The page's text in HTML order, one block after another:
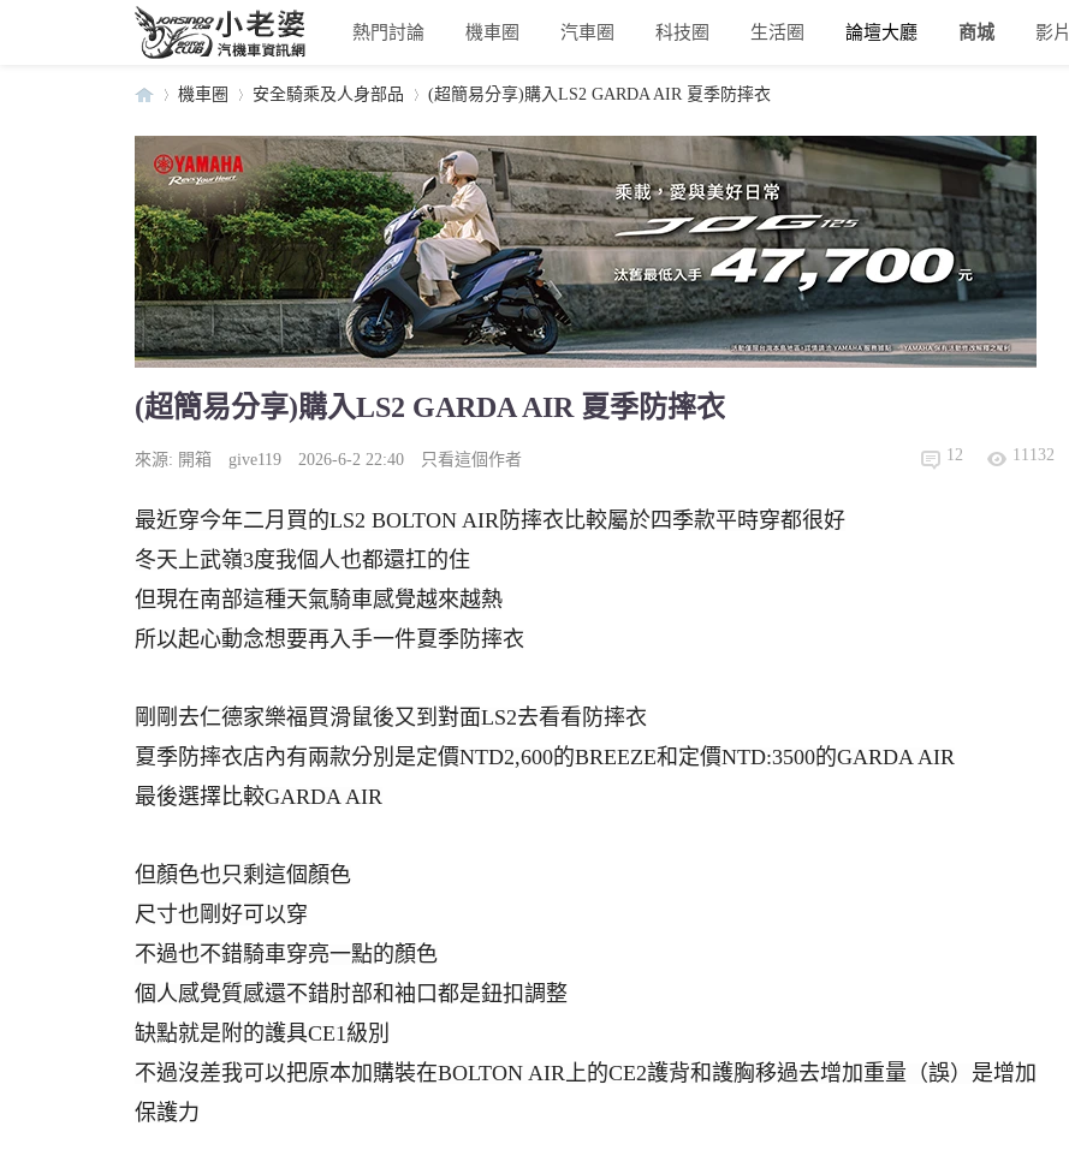
熱門討論 機車圈 汽車圈 科技圈 生活圈 論壇大廳 商城 影片
小
汽
›
機車圈
›
安全騎乘及人身部品
›
(超簡易分享)購入LS2 GARDA AIR 夏季防摔衣
(超簡易分享)購入LS2 GARDA AIR 夏季防摔衣
來源: 開箱 give119 2026-6-2 22:40 只看這個作者 12 11132
最近穿今年二月買的LS2 BOLTON AIR防摔衣比較屬於四季款平時穿都很好
冬天上武嶺3度我個人也都還扛的住
但現在南部這種天氣騎車感覺越來越熱
所以起心動念想要再入手一件夏季防摔衣
剛剛去仁德家樂福買滑鼠後又到對面LS2去看看防摔衣
夏季防摔衣店內有兩款分別是定價NTD2,600的BREEZE和定價NTD:3500的GARDA AIR
最後選擇比較GARDA AIR
但顏色也只剩這個顏色
尺寸也剛好可以穿
不過也不錯騎車穿亮一點的顏色
個人感覺質感還不錯肘部和袖口都是鈕扣調整
缺點就是附的護具CE1級別
不過沒差我可以把原本加購裝在BOLTON AIR上的CE2護背和護胸移過去增加重量（誤）是增加
保護力